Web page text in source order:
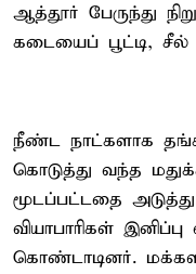
ஆத்தூர் பேருந்து
கடையைப் பூட்டி,
நீண்ட நாட்களாக
கொடுத்து வந்த
மூடப்பட்டதை
வியாபாரிகள்
கொண்டாடினர்.